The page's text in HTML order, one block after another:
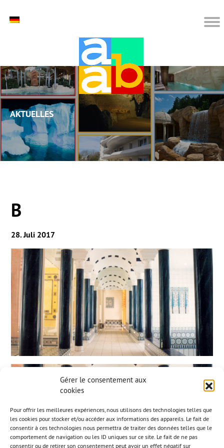
Gérer le consentement aux
cookies
Pour offrir les meilleures expériences, nous utilisons des technologies telles que
les cookies pour stocker et/ou accéder aux informations des appareils. Le fait de
consentir à ces technologies nous permettra de traiter des données telles que le
comportement de navigation ou les ID uniques sur ce site. Le fait de ne pas
consentir ou de retirer son consentement peut avoir un effet négatif sur
Aktuelles
B
28. Juli 2017